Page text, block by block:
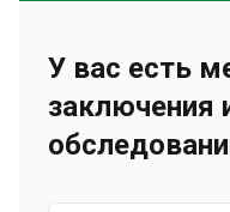
У вас есть
заключения